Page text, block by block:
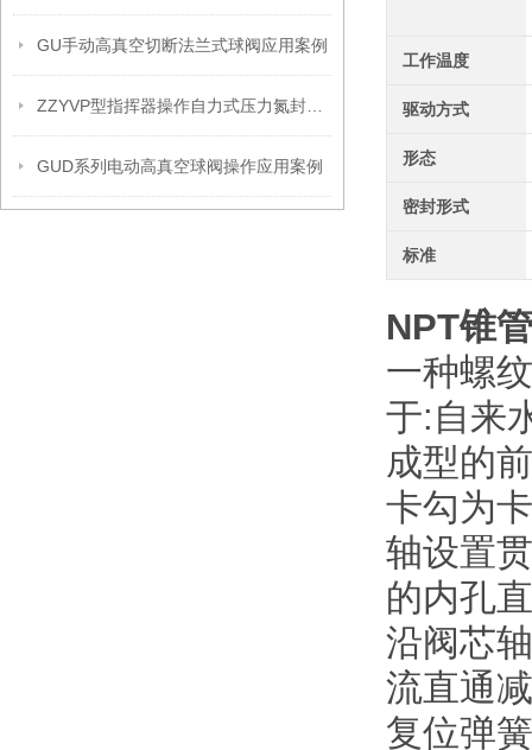
GU手动高真空切断法兰式球阀应用案例
GUD系列电动高真空球阀操作应用案例
工作温度
驱动方式
形态
密封形式
标准
NPT锥
一种螺
于:自来
成型的
卡勾为
轴设置
的内孔
沿阀芯
流直通
复位弹